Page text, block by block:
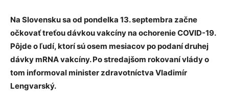
Na Slovensku sa od pondelka 13. septembra začne
očkovať treťou dávkou vakcíny na ochorenie COVID-19.
Pôjde o ľudí, ktorí sú osem mesiacov po podaní druhej
dávky mRNA vakcíny. Po stredajšom rokovaní vlády o
tom informoval minister zdravotníctva Vladimír
Lengvarský.